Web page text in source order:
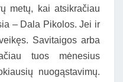
metų, kai atsikračiau
– Dala Pikolos. Jei ir
Savitaigos arba
tuos mėnesius
nuogąstavimų.